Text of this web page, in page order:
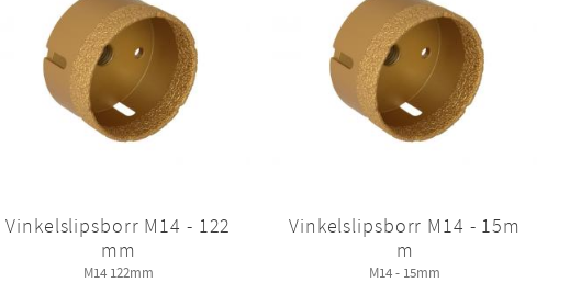
Vinkelslipsborr M14 - 122
mm
M14 122mm
Vinkelslipsborr M14 - 15m
m
M14 - 15mm